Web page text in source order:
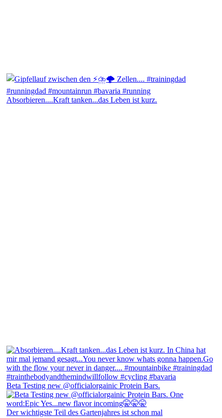
Absorbieren....Kraft tanken...das Leben ist kurz.
Beta Testing new @officialorgainic Protein Bars.
Der wichtigste Teil des Gartenjahres ist schon mal